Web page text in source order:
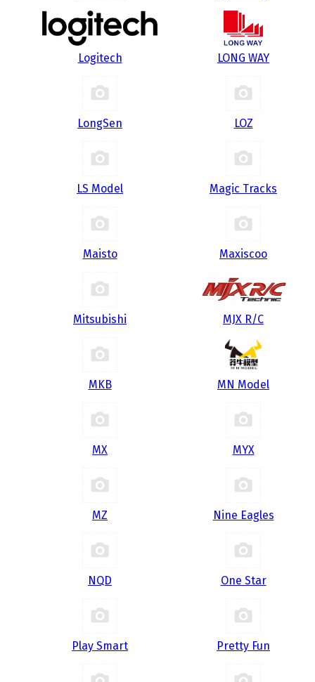
Logitech LONG WAY
LongSen LOZ
LS Model Magic Tracks
Maisto Maxiscoo
Mitsubishi MJX R/C
MKB MN Model
MX MYX
MZ Nine Eagles
NQD One Star
Play Smart Pretty Fun